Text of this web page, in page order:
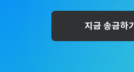
지금 송금하기